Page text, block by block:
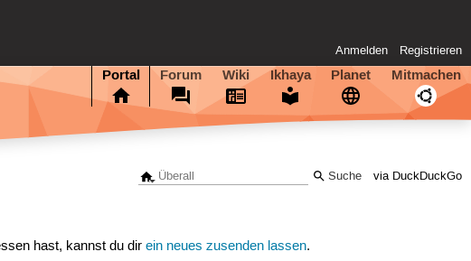
Anmelden Registrieren
Portal Forum Wiki Ikhaya Planet Mitmachen
via DuckDuckGo
hast, kannst du direin neues zusenden lassen.